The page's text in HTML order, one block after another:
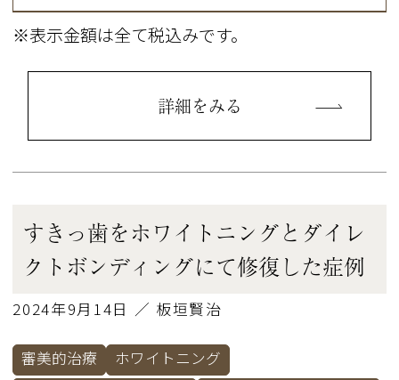
※表示金額は全て税込みです。
詳細をみる
すきっ歯をホワイトニングとダイレ
クトボンディングにて修復した症例
2024年9月14日 ／ 板垣賢治
審美的治療
ホワイトニング